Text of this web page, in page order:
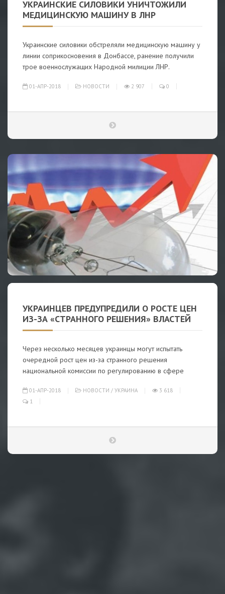
УКРАИНСКИЕ СИЛОВИКИ УНИЧТОЖИЛИ
МЕДИЦИНСКУЮ МАШИНУ В ЛНР
Украинские силовики обстреляли медицинскую машину у
линии соприкосновения в Донбассе, ранение получили
трое военнослужащих Народной милиции ЛНР.
01-АПР-2018 НОВОСТИ 2 907 0
УКРАИНЦЕВ ПРЕДУПРЕДИЛИ О РОСТЕ ЦЕН
ИЗ-ЗА «СТРАННОГО РЕШЕНИЯ» ВЛАСТЕЙ
Через несколько месяцев украинцы могут испытать
очередной рост цен из-за странного решения
национальной комиссии по регулированию в сфере
01-АПР-2018 НОВОСТИ / УКРАИНА
3 618
1